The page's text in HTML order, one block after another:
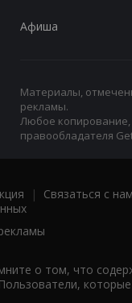
Афиша
Материалы,
рекламы.
Любое копирование,
правообладателя
| Связаться с
о том, что